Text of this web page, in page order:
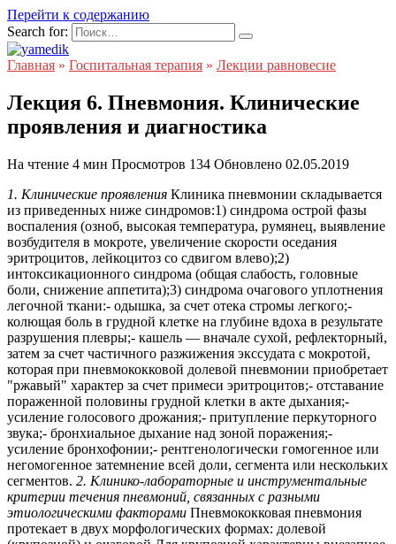
Перейти к содержанию
Search for:
Главная » Госпитальная терапия » Лекции равновесие
Лекция 6. Пневмония. Клинические
проявления и диагностика
На чтение 4 мин Просмотров 134 Обновлено 02.05.2019
1. Клинические проявления Клиника пневмонии складывается
из приведенных ниже синдромов:1) синдрома острой фазы
воспаления (озноб, высокая температура, румянец, выявление
возбудителя в мокроте, увеличение скорости оседания
эритроцитов, лейкоцитоз со сдвигом влево);2)
интоксикационного синдрома (общая слабость, головные
боли, снижение аппетита);3) синдрома очагового уплотнения
легочной ткани:- одышка, за счет отека стромы легкого;-
колющая боль в грудной клетке на глубине вдоха в результате
разрушения плевры;- кашель — вначале сухой, рефлекторный,
затем за счет частичного разжижения экссудата с мокротой,
которая при пневмококковой долевой пневмонии приобретает
"ржавый" характер за счет примеси эритроцитов;- отставание
пораженной половины грудной клетки в акте дыхания;-
усиление голосового дрожания;- притупление перкуторного
звука;- бронхиальное дыхание над зоной поражения;-
усиление бронхофонии;- рентгенологически гомогенное или
негомогенное затемнение всей доли, сегмента или нескольких
сегментов. 2. Клинико-лабораторные и инструментальные
критерии течения пневмоний, связанных с разными
этиологическими факторами Пневмококковая пневмония
протекает в двух морфологических формах: долевой